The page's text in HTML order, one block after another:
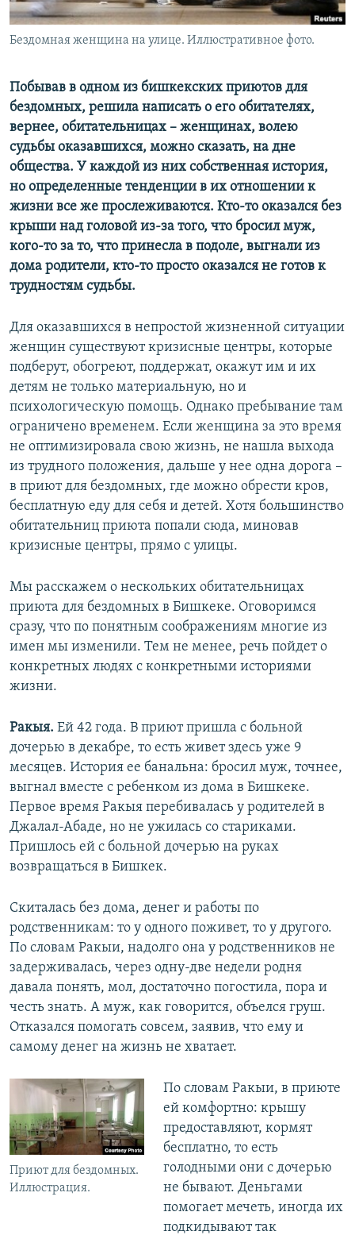
Бездомная женщина на улице. Иллюстративное фото.
Побывав в одном из бишкекских приютов для
бездомных, решила написать о его обитателях,
вернее, обитательницах – женщинах, волею
судьбы оказавшихся, можно сказать, на дне
общества. У каждой из них собственная история,
но определенные тенденции в их отношении к
жизни все же прослеживаются. Кто-то оказался без
крыши над головой из-за того, что бросил муж,
кого-то за то, что принесла в подоле, выгнали из
дома родители, кто-то просто оказался не готов к
трудностям судьбы.
Для оказавшихся в непростой жизненной ситуации
женщин существуют кризисные центры, которые
подберут, обогреют, поддержат, окажут им и их
детям не только материальную, но и
психологическую помощь. Однако пребывание там
ограничено временем. Если женщина за это время
не оптимизировала свою жизнь, не нашла выхода
из трудного положения, дальше у нее одна дорога –
в приют для бездомных, где можно обрести кров,
бесплатную еду для себя и детей. Хотя большинство
обитательниц приюта попали сюда, миновав
кризисные центры, прямо с улицы.
Мы расскажем о нескольких обитательницах
приюта для бездомных в Бишкеке. Оговоримся
сразу, что по понятным соображениям многие из
имен мы изменили. Тем не менее, речь пойдет о
конкретных людях с конкретными историями
жизни.
Ракыя. Ей 42 года. В приют пришла с больной
дочерью в декабре, то есть живет здесь уже 9
месяцев. История ее банальна: бросил муж, точнее,
выгнал вместе с ребенком из дома в Бишкеке.
Первое время Ракыя перебивалась у родителей в
Джалал-Абаде, но не ужилась со стариками.
Пришлось ей с больной дочерью на руках
возвращаться в Бишкек.
Скиталась без дома, денег и работы по
родственникам: то у одного поживет, то у другого.
По словам Ракыи, надолго она у родственников не
задерживалась, через одну-две недели родня
давала понять, мол, достаточно погостила, пора и
честь знать. А муж, как говорится, объелся груш.
Отказался помогать совсем, заявив, что ему и
самому денег на жизнь не хватает.
Приют для бездомных.
Иллюстрация.
По словам Ракыи, в приюте
ей комфортно: крышу
предоставляют, кормят
бесплатно, то есть
голодными они с дочерью
не бывают. Деньгами
помогает мечеть, иногда их
подкидывают так